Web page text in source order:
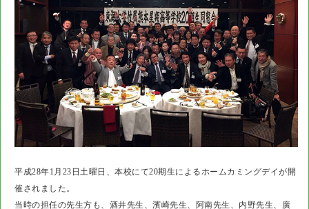
平成28年1月23日土曜日、本校にて20期生によるホームカミングデイが開
催されました。
当時の担任の先生方も、酒井先生、濱崎先生、阿南先生、内野先生、廣